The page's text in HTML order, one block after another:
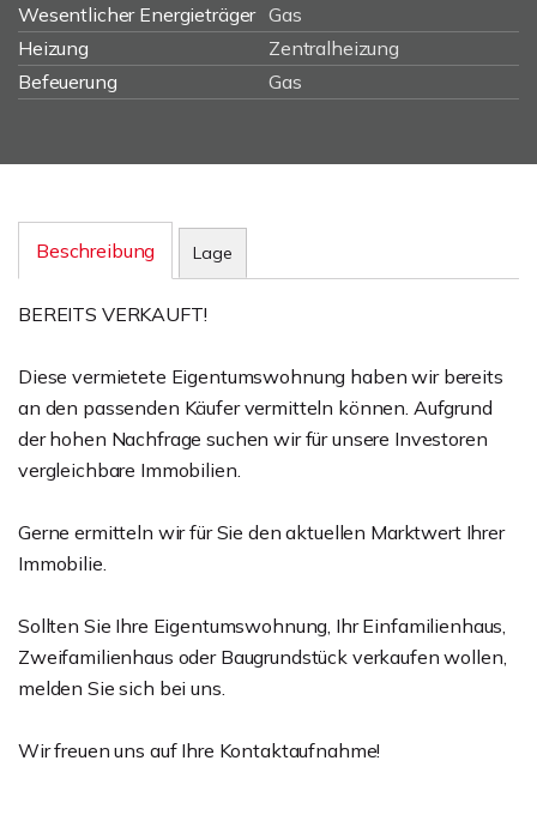
Wesentlicher Energieträger Gas
Heizung
Zentralheizung
Befeuerung
Gas
Beschreibung Lage
BEREITS VERKAUFT!
Diese vermietete Eigentumswohnung haben wir bereits
an den passenden Käufer vermitteln können. Aufgrund
der hohen Nachfrage suchen wir für unsere Investoren
vergleichbare Immobilien.
Gerne ermitteln wir für Sie den aktuellen Marktwert Ihrer
Immobilie.
Sollten Sie Ihre Eigentumswohnung, Ihr Einfamilienhaus,
Zweifamilienhaus oder Baugrundstück verkaufen wollen,
melden Sie sich bei uns.
Wir freuen uns auf Ihre Kontaktaufnahme!